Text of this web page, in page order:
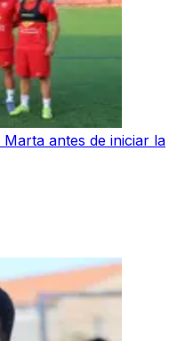
antes de iniciar la